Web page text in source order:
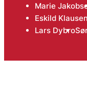
Marie
Eskild
Lars Dybro